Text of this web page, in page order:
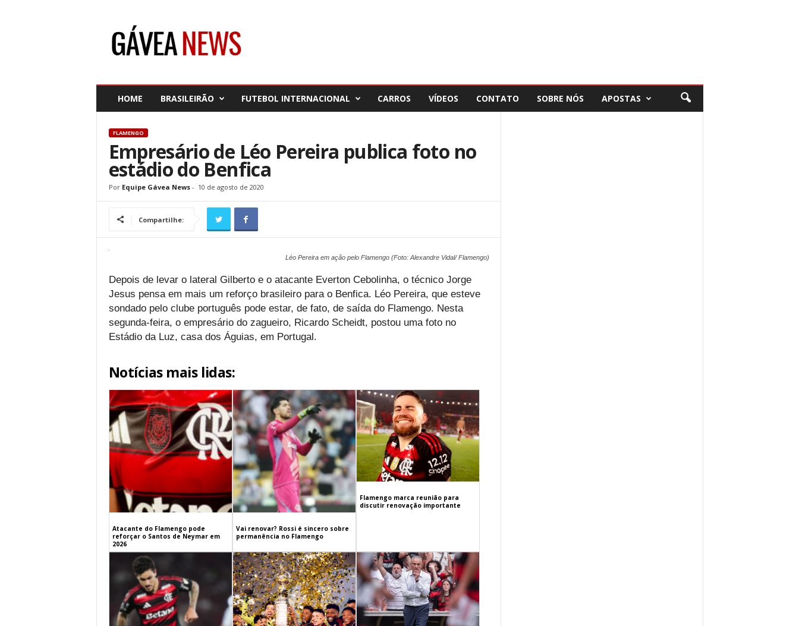
HOME BRASILEIRÃO FUTEBOL INTERNACIONAL CARROS VÍDEOS CONTATO SOBRE NÓS APOSTAS
FLAMENGO
Empresário de Léo Pereira publica foto no
estádio do Benfica
Por Equipe Gávea News- 10 de agosto de 2020
Compartilhe:
Léo Pereira em ação pelo Flamengo (Foto: Alexandre Vidal/ Flamengo)
Depois de levar o lateral Gilberto e o atacante Everton Cebolinha, o técnico Jorge
Jesus pensa em mais um reforço brasileiro para o Benfica. Léo Pereira, que esteve
sondado pelo clube português pode estar, de fato, de saída do Flamengo. Nesta
segunda-feira, o empresário do zagueiro, Ricardo Scheidt, postou uma foto no
Estádio da Luz, casa dos Águias, em Portugal.
Notícias mais lidas:
Atacante do Flamengo pode
reforçar o Santos de Neymar em
2026
Vai renovar? Rossi é sincero sobre
permanência no Flamengo
Flamengo marca reunião para
discutir renovação importante